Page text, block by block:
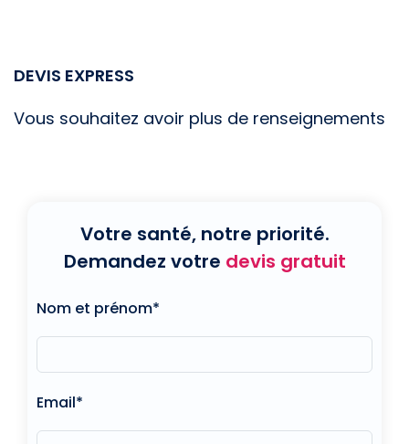
DEVIS EXPRESS
Vous souhaitez avoir plus de renseignements
Votre santé, notre priorité.
Demandez votre devis gratuit
Nom et prénom*
Email*